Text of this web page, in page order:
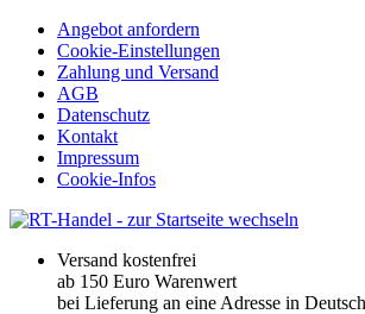
Angebot anfordern
Cookie-Einstellungen
Zahlung und Versand
AGB
Datenschutz
Kontakt
Impressum
Cookie-Infos
Versand kostenfrei
ab 150 Euro Warenwert
bei Lieferung an eine Adresse in